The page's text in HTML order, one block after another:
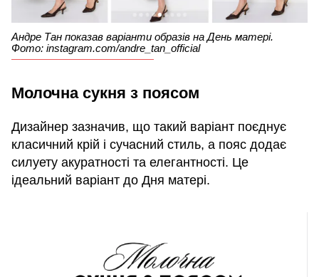
Андре Тан показав варіанти образів на День матері.
Фото: instagram.com/andre_tan_official
Молочна сукня з поясом
Дизайнер зазначив, що такий варіант поєднує
класичний крій і сучасний стиль, а пояс додає
силуету акуратності та елегантності. Це
ідеальний варіант до Дня матері.